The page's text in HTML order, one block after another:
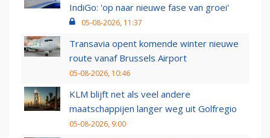
IndiGo: 'op naar nieuwe fase van groei'
05-08-2026, 11:37
Transavia opent komende winter nieuwe
route vanaf Brussels Airport
05-08-2026, 10:46
KLM blijft net als veel andere
maatschappijen langer weg uit Golfregio
05-08-2026, 9:00